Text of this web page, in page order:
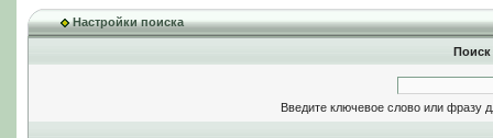
Настройки поиска
Введите ключевое слово или фразу